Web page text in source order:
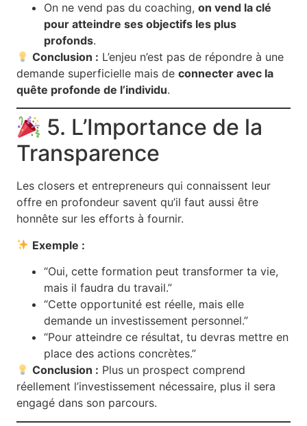
On ne vend pas du coaching, on vend la clé
pour atteindre ses objectifs les plus
profonds.
Conclusion : L’enjeu n’est pas de répondre à une
demande superficielle mais de connecter avec la
quête profonde de l’individu.
5. L’Importance de la
Transparence
Les closers et entrepreneurs qui connaissent leur
offre en profondeur savent qu’il faut aussi être
honnête sur les efforts à fournir.
Exemple :
“Oui, cette formation peut transformer ta vie,
mais il faudra du travail.”
“Cette opportunité est réelle, mais elle
demande un investissement personnel.”
“Pour atteindre ce résultat, tu devras mettre en
place des actions concrètes.”
Conclusion : Plus un prospect comprend
réellement l’investissement nécessaire, plus il sera
engagé dans son parcours.